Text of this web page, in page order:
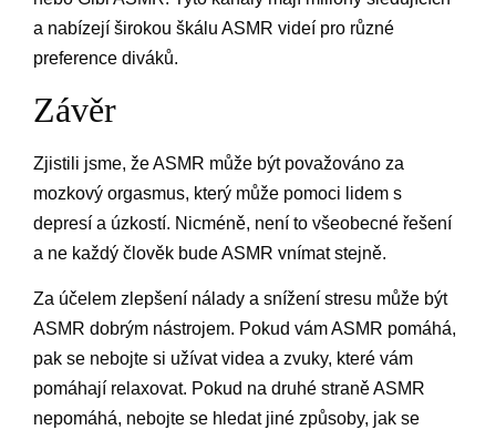
a nabízejí širokou škálu ASMR videí pro různé
preference diváků.
Závěr
Zjistili jsme, že ASMR může být považováno za
mozkový orgasmus, který může pomoci lidem s
depresí a úzkostí. Nicméně, není to všeobecné řešení
a ne každý člověk bude ASMR vnímat stejně.
Za účelem zlepšení nálady a snížení stresu může být
ASMR dobrým nástrojem. Pokud vám ASMR pomáhá,
pak se nebojte si užívat videa a zvuky, které vám
pomáhají relaxovat. Pokud na druhé straně ASMR
nepomáhá, nebojte se hledat jiné způsoby, jak se